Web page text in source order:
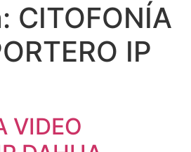
CITOFONÍA
IP
VIDEO